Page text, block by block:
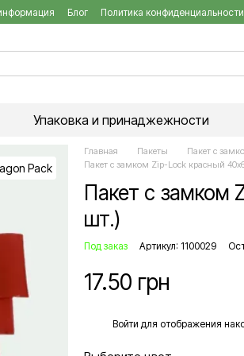
Блог Политика конфиденциальности
Упаковка и принаджежности
Главная Пакеты Пакет с
Пакет с замком Zip-Lock красный
Пакет с замком
шт.)
Под заказ Артикул: 1100029
17.50 грн
Войти для отображения